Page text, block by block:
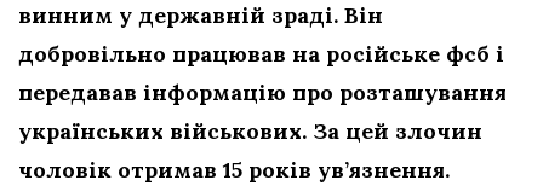
винним у державній зраді. Він
добровільно працював на російське фсб і
передавав інформацію про розташування
українських військових. За цей злочин
чоловік отримав 15 років ув’язнення.